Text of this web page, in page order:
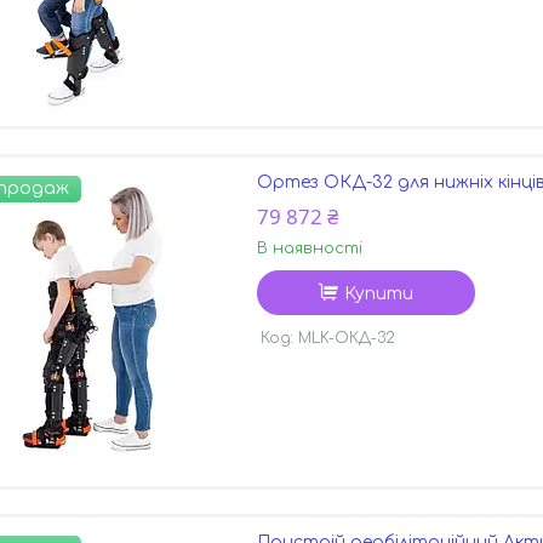
Ортез ОКД-32 для нижніх
79 872 ₴
В наявності
Купити
MLK-ОКД-32